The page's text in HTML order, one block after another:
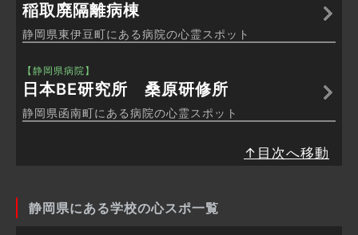
稲取廃隔離病棟
静岡県東伊豆町にある病院の心霊スポット
【静岡県病院】
日本BE研究所 桑原研修所
静岡県函南町にある病院の心霊スポット
↑目次へ移動
静岡県にある学校の心スポ一覧